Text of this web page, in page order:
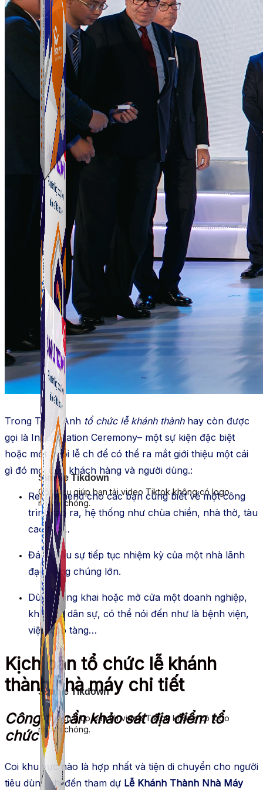
ATP Link
Tạo Bio Link nhanh chóng chỉ với vài click chuột
Simple Tikdown
Công cụ giúp bạn tải video Tiktok không có logo
nhanh chóng.
ATP Link
Tạo Bio Link nhanh chóng chỉ với vài click chuột
Simple Tikdown
Công cụ giúp bạn tải video Tiktok không có logo
nhanh chóng.
Trong Tiếng Anh tổ chức lễ khánh thành hay còn được
gọi là Inauguration Ceremony– một sự kiện đặc biệt
hoặc một buổi lễ ch để có thể ra mắt giới thiệu một cái
gì đó mới đến khách hàng và người dùng.:
Recommend cho các bạn cùng biết về một công
trình tạo ra, hệ thống như chùa chiền, nhà thờ, tàu
cao tốc…
Đánh dấu sự tiếp tục nhiệm kỳ của một nhà lãnh
đạo công chúng lớn.
Dùng công khai hoặc mở cửa một doanh nghiệp,
khu vực dân sự, có thể nói đến như là bệnh viện,
viện bảo tàng…
Kịch bản tổ chức lễ khánh
thành nhà máy chi tiết
Công ty cần khảo sát địa điểm tổ
chức
Coi khu vực nào là hợp nhất và tiện di chuyển cho người
tiêu dùng khi đến tham dự Lễ Khánh Thành Nhà Máy